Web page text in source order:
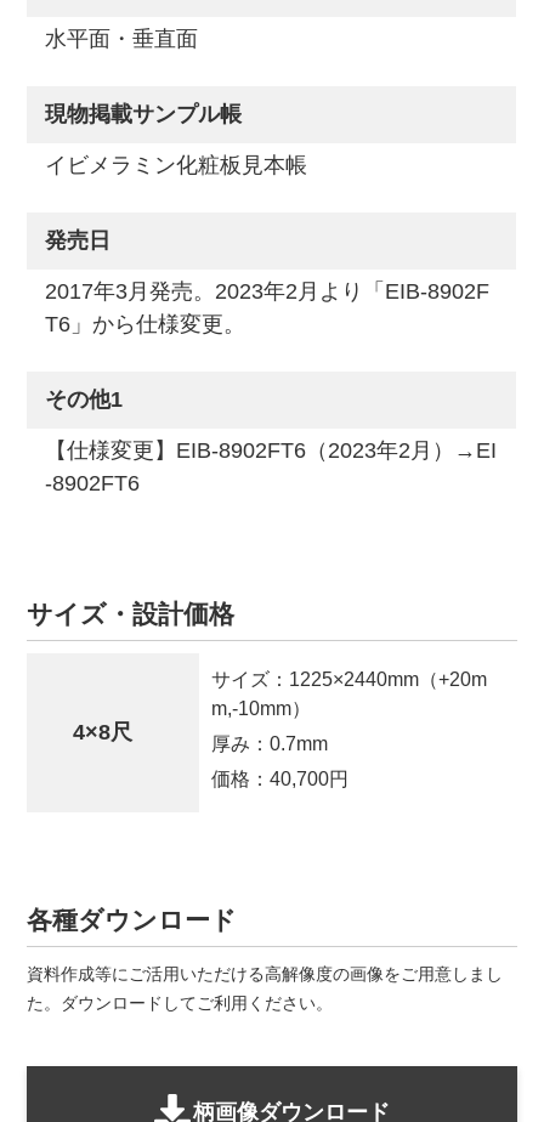
水平面・垂直面
現物掲載サンプル帳
イビメラミン化粧板見本帳
発売日
2017年3月発売。2023年2月より「EIB-8902F
T6」から仕様変更。
その他1
【仕様変更】EIB-8902FT6（2023年2月）→EI
-8902FT6
サイズ・設計価格
4×8尺
サイズ： 1225×2440mm（+20m
m,-10mm）
厚み：0.7mm
価格：40,700円
各種ダウンロード
資料作成等にご活用いただける高解像度の画像をご用意しまし
た。ダウンロードしてご利用ください。
柄画像ダウンロード